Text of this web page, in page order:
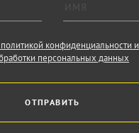
конфиденциальности и
персональных данных
ОТПРАВИТЬ